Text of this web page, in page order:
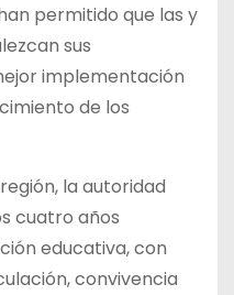
permitido que las y
sus
implementación
de los
la autoridad
cuatro años
educativa, con
convivencia